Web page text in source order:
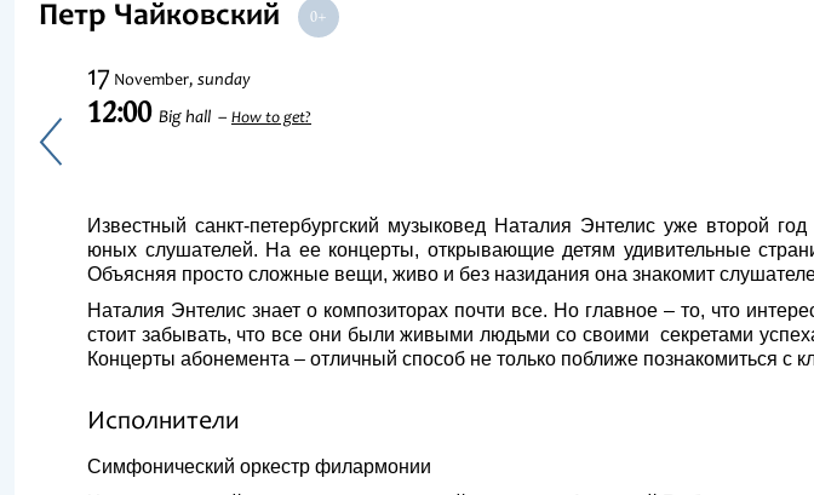
Петр Чайковский
17 November, sunday
12:00 Big hall How to get?
Известный санкт-петербургский музыковед Наталия Энтелис уже второй
юных слушателей. На ее концерты, открывающие детям удивительные
Объясняя просто сложные вещи, живо и без назидания она знакомит
Наталия Энтелис знает о композиторах почти все. Но главное – то, что
стоит забывать, что все они были живыми людьми со своими секретами
Концерты абонемента – отличный способ не только поближе познакомиться с
Исполнители
Симфонический оркестр филармонии